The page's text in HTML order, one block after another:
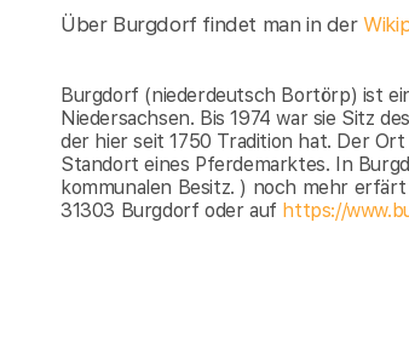
Über Burgdorf findet man in der
Burgdorf (niederdeutsch Bortörp) ist
Niedersachsen. Bis 1974 war sie Sitz
der hier seit 1750 Tradition hat. Der
Standort eines Pferdemarktes. In
kommunalen Besitz. ) noch mehr
31303 Burgdorf oder auf https://